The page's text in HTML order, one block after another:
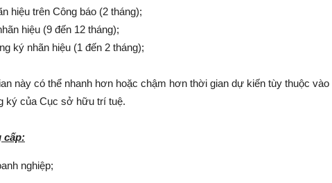
hiệu trên Công báo (2 tháng);
hiệu (9 đến 12 tháng);
ký nhãn hiệu (1 đến 2 tháng);
này có thể nhanh hơn hoặc chậm hơn thời gian dự kiến tùy thuộc vào
ký của Cục sở hữu trí tuệ.
cấp:
nghiệp;